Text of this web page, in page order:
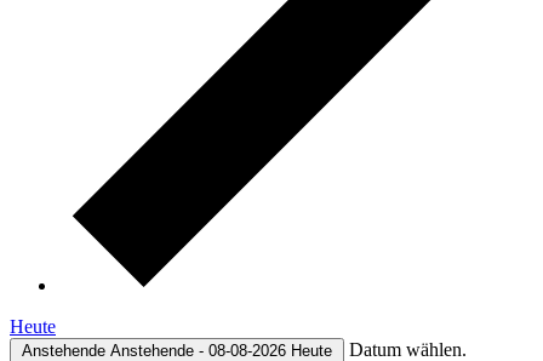
Heute
Anstehende Anstehende - 08-08-2026 Heute Datum wählen.